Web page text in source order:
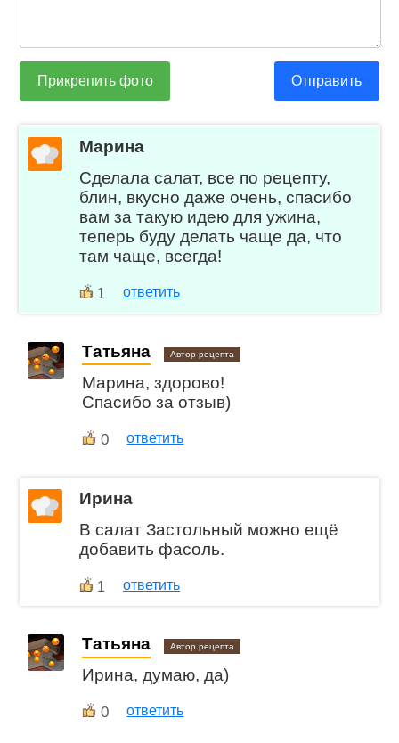
Прикрепить фото Отправить
Марина
Сделала салат, все по рецепту,
блин, вкусно даже очень, спасибо
вам за такую идею для ужина,
теперь буду делать чаще да, что
там чаще, всегда!
1 ответить
Татьяна Автор рецепта
Марина, здорово!
Спасибо за отзыв)
0 ответить
Ирина
В салат Застольный можно ещё
добавить фасоль.
1 ответить
Татьяна Автор рецепта
Ирина, думаю, да)
0 ответить